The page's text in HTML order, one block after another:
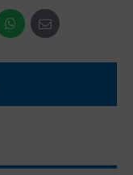
WhatsApp
E-
mail